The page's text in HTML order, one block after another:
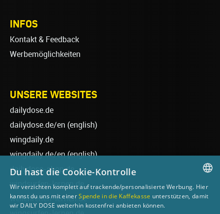
INFOS
Kontakt & Feedback
Werbemöglichkeiten
UNSERE WEBSITES
dailydose.de
dailydose.de/en (english)
wingdaily.de
wingdaily.de/en(english)
dailydose-shop.de
windsurfen-lernen.de
wellenreiten-lernen.de
GERMAN
Du hast die Cookie-Kontrolle
Wir verzichten komplett auf trackende/personalisierte Werbung. Hier
kannst du uns mit einerSpende in die Kaffekasse unterstützen, damit
wir DAILY DOSE weiterhin kostenfrei anbieten können.